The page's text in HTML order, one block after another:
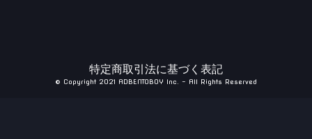
特定商取引法に基づく表記
© Copyright 2021 ADBENTOBOY Inc. - All Rights Reserved